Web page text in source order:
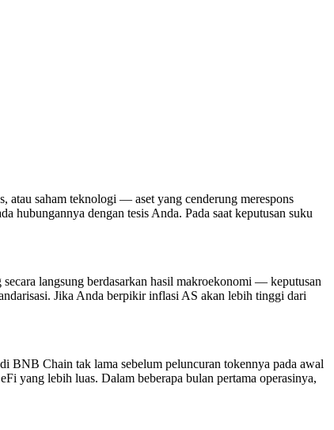
atau saham teknologi — aset yang cenderung merespons
hubungannya dengan tesis Anda. Pada saat keputusan suku
langsung berdasarkan hasil makroekonomi — keputusan
Jika Anda berpikir inflasi AS akan lebih tinggi dari
BNB Chain tak lama sebelum peluncuran tokennya pada awal
yang lebih luas. Dalam beberapa bulan pertama operasinya,